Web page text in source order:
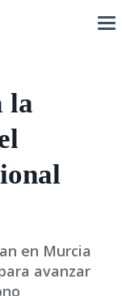
la
en Murcia
avanzar